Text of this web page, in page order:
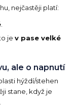
nejčastěji platí:
je v pase velké
ale o napnutí
hýždí/stehen
stane, když je